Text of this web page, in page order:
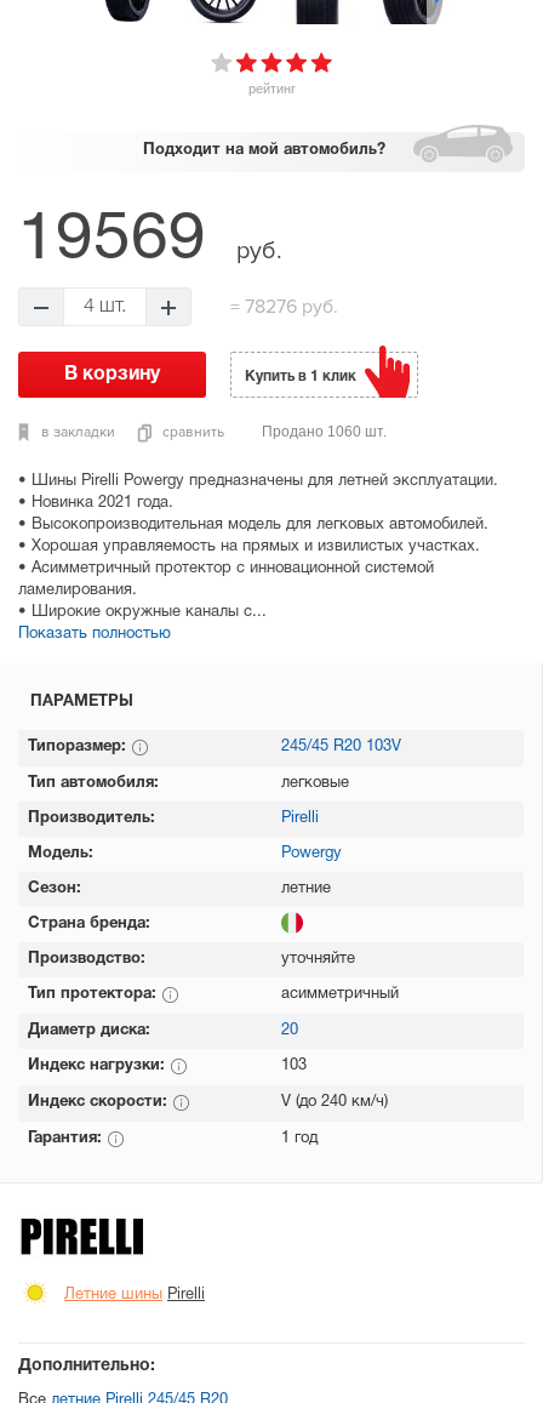
рейтинг
Подходит на мой автомобиль?
• Шины Pirelli Powergy предназначены для летней эксплуатации.
• Новинка 2021 года.
• Высокопроизводительная модель для легковых автомобилей.
• Хорошая управляемость на прямых и извилистых участках.
• Асимметричный протектор с инновационной системой
ламелирования.
• Широкие окружные каналы с...
Показать полностью
19569 руб.
4 шт. = 78276 руб.
в закладки сравнить
Купить в 1 клик
Продано 1060 шт.
ПАРАМЕТРЫ
Типоразмер: 245/45 R20 103V
Тип автомобиля: легковые
Производитель: Pirelli
Модель: Powergy
Сезон: летние
Страна бренда:
Производство: уточняйте
Тип протектора: асимметричный
Диаметр диска: 20
Индекс нагрузки: 103
Индекс скорости: V (до 240 км/ч)
Гарантия: 1 год
Летние шины Pirelli
Дополнительно: